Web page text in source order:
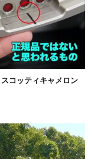
コッティキャメロン